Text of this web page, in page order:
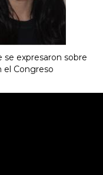
se expresaron sobre
el Congreso